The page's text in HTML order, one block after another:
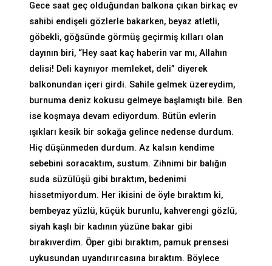
Gece saat geç olduğundan balkona çıkan birkaç ev
sahibi endişeli gözlerle bakarken, beyaz atletli,
göbekli, göğsünde görmüş geçirmiş kılları olan
dayının biri, “Hey saat kaç haberin var mı, Allahın
delisi! Deli kaynıyor memleket, deli” diyerek
balkonundan içeri girdi. Sahile gelmek üzereydim,
burnuma deniz kokusu gelmeye başlamıştı bile. Ben
ise koşmaya devam ediyordum. Bütün evlerin
ışıkları kesik bir sokağa gelince nedense durdum.
Hiç düşünmeden durdum. Az kalsın kendime
sebebini soracaktım, sustum. Zihnimi bir balığın
suda süzülüşü gibi bıraktım, bedenimi
hissetmiyordum. Her ikisini de öyle bıraktım ki,
bembeyaz yüzlü, küçük burunlu, kahverengi gözlü,
siyah kaşlı bir kadının yüzüne bakar gibi
bırakıverdim. Öper gibi bıraktım, pamuk prensesi
uykusundan uyandırırcasına bıraktım. Böylece